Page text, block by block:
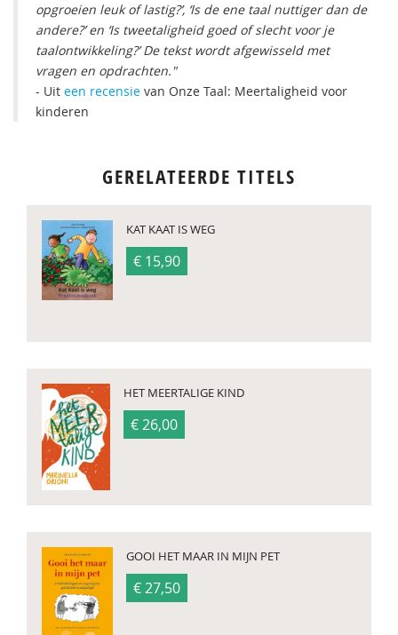
opgroeien leuk of lastig?’, ‘Is de ene taal nuttiger dan de
andere?’ en ‘Is tweetaligheid goed of slecht voor je
taalontwikkeling?’ De tekst wordt afgewisseld met
vragen en opdrachten."
- Uit een recensie van Onze Taal: Meertaligheid voor
kinderen
GERELATEERDE TITELS
KAT KAAT IS WEG
€ 15,90
HET MEERTALIGE KIND
€ 26,00
GOOI HET MAAR IN MIJN PET
€ 27,50